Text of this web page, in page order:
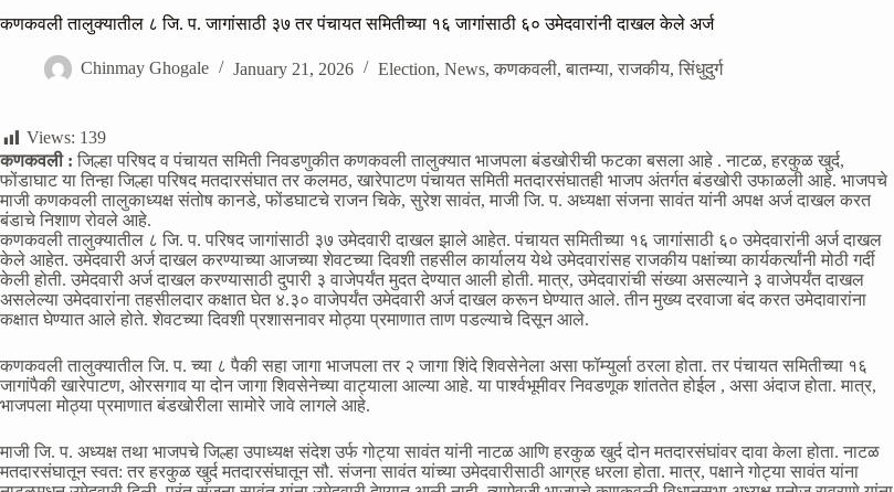
कणकवली तालुक्यातील ८ जि. प. जागांसाठी ३७ तर पंचायत समितीच्या १६ जागांसाठी ६० उमेदवारांनी दाखल केले अर्ज
Chinmay Ghogale January 21, 2026 Election, News, कणकवली, बातम्या, राजकीय, सिंधुदुर्ग
Views: 139
कणकवली : जिल्हा परिषद व पंचायत समिती निवडणुकीत कणकवली तालुक्यात भाजपला बंडखोरीची फटका बसला आहे . नाटळ, हरकुळ खुर्द,
फोंडाघाट या तिन्हा जिल्हा परिषद मतदारसंघात तर कलमठ, खारेपाटण पंचायत समिती मतदारसंघातही भाजप अंतर्गत बंडखोरी उफाळली आहे. भाजपचे
माजी कणकवली तालुकाध्यक्ष संतोष कानडे, फोंडघाटचे राजन चिके, सुरेश सावंत, माजी जि. प. अध्यक्षा संजना सावंत यांनी अपक्ष अर्ज दाखल करत
बंडाचे निशाण रोवले आहे.
कणकवली तालुक्यातील ८ जि. प. परिषद जागांसाठी ३७ उमेदवारी दाखल झाले आहेत. पंचायत समितीच्या १६ जागांसाठी ६० उमेदवारांनी अर्ज दाखल
केले आहेत. उमेदवारी अर्ज दाखल करण्याच्या आजच्या शेवटच्या दिवशी तहसील कार्यालय येथे उमेदवारांसह राजकीय पक्षांच्या कार्यकर्त्यांनी मोठी गर्दी
केली होती. उमेदवारी अर्ज दाखल करण्यासाठी दुपारी ३ वाजेपर्यंत मुदत देण्यात आली होती. मात्र, उमेदवारांची संख्या असल्याने ३ वाजेपर्यंत दाखल
असलेल्या उमेदवारांना तहसीलदार कक्षात घेत ४.३० वाजेपर्यंत उमेदवारी अर्ज दाखल करून घेण्यात आले. तीन मुख्य दरवाजा बंद करत उमेदावारांना
कक्षात घेण्यात आले होते. शेवटच्या दिवशी प्रशासनावर मोठ्या प्रमाणात ताण पडल्याचे दिसून आले.
कणकवली तालुक्यातील जि. प. च्या ८ पैकी सहा जागा भाजपला तर २ जागा शिंदे शिवसेनेला असा फॉम्युर्ला ठरला होता. तर पंचायत समितीच्या १६
जागांपैकी खारेपाटण, ओरसगाव या दोन जागा शिवसेनेच्या वाट्याला आल्या आहे. या पार्श्वभूमीवर निवडणूक शांततेत होईल , असा अंदाज होता. मात्र,
भाजपला मोठ्या प्रमाणात बंडखोरीला सामोरे जावे लागले आहे.
माजी जि. प. अध्यक्ष तथा भाजपचे जिल्हा उपाध्यक्ष संदेश उर्फ गोट्या सावंत यांनी नाटळ आणि हरकुळ खुर्द दोन मतदारसंघांवर दावा केला होता. नाटळ
मतदारसंघातून स्वत: तर हरकुळ खुर्द मतदारसंघातून सौ. संजना सावंत यांच्या उमेदवारीसाठी आग्रह धरला होता. मात्र, पक्षाने गोट्या सावंत यांना